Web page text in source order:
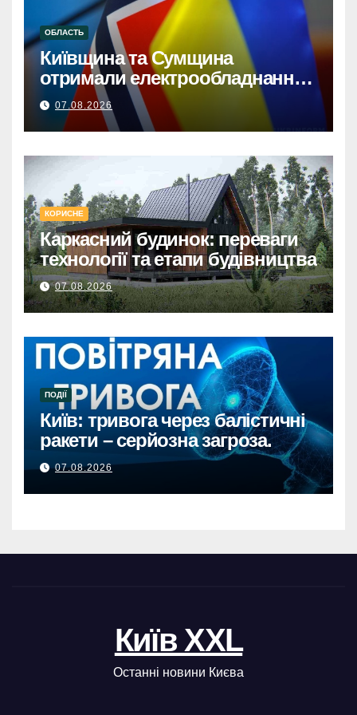
ОБЛАСТЬ
Київщина та Сумщина
отримали електрообладнання
від НорвегіїКиївщина та
Сумщина: Норвезька допомога
з електрообладнанням для
відновлення.
07.08.2026
КОРИСНЕ
Каркасний будинок: переваги
технології та етапи будівництва
07.08.2026
ПОДІЇ
Київ: тривога через балістичні
ракети – серйозна загроза.
07.08.2026
Київ XXL
Останні новини Києва